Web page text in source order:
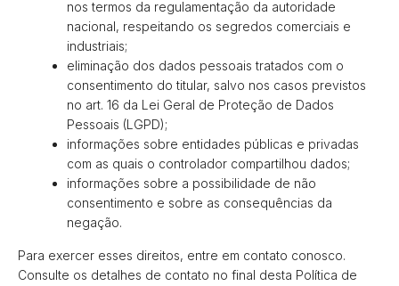
nos termos da regulamentação da autoridade
nacional, respeitando os segredos comerciais e
industriais;
eliminação dos dados pessoais tratados com o
consentimento do titular, salvo nos casos previstos
no art. 16 da Lei Geral de Proteção de Dados
Pessoais (LGPD);
informações sobre entidades públicas e privadas
com as quais o controlador compartilhou dados;
informações sobre a possibilidade de não
consentimento e sobre as consequências da
negação.
Para exercer esses direitos, entre em contato conosco.
Consulte os detalhes de contato no final desta Política de